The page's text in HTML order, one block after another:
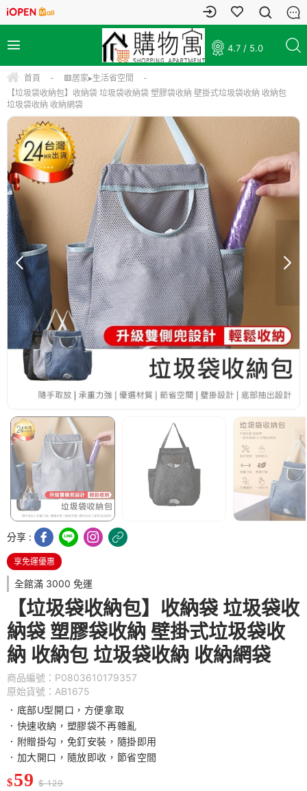
4.7 / 5.0
首頁 - 🟥居家▸生活省空間
-
【垃圾袋收納包】收納袋 垃圾袋收納袋 塑膠袋收納 壁掛式垃圾袋收納 收納包
垃圾袋收納 收納網袋
分享 :
享免運優惠
全館滿 3000 免運
【垃圾袋收納包】收納袋 垃圾袋收
納袋 塑膠袋收納 壁掛式垃圾袋收
納 收納包 垃圾袋收納 收納網袋
商品編號：P0803610179357
原始貨號：AB1675
．底部U型開口，方便拿取
．快速收納，塑膠袋不再雜亂
．附贈掛勾，免釘安裝，隨掛即用
．加大開口，隨放即收，節省空間
$59 $ 129